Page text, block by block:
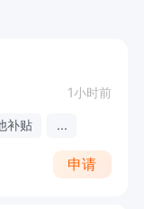
执行服务员工
运营管理
每30分钟进
1小时前
补贴 ...
申请